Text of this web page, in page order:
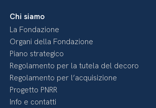
Chi siamo
La Fondazione
Organi della Fondazione
Piano strategico
Regolamento per la tutela del decoro
Regolamento per l’acquisizione
Progetto PNRR
Info e contatti